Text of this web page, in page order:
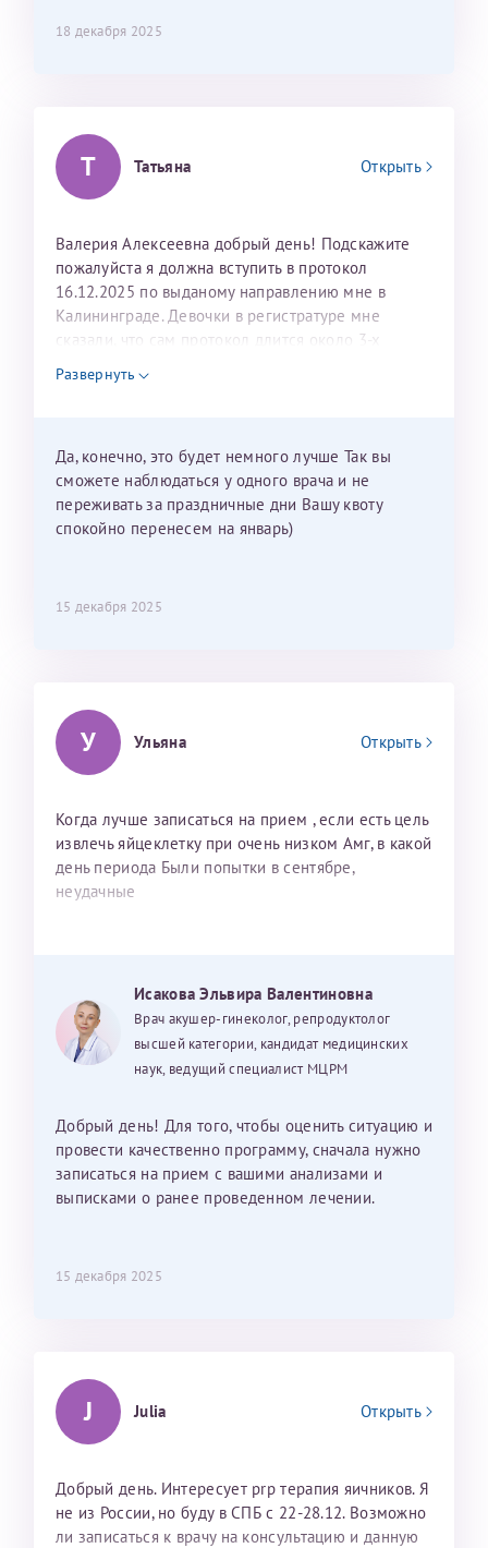
18 декабря 2025
Т Татьяна Открыть
Валерия Алексеевна добрый день! Подскажите
пожалуйста я должна вступить в протокол
16.12.2025 по выданому направлению мне в
Калининграде. Девочки в регистратуре мне
сказали, что сам протокол длится около 3-х
недель и 3 недели я должна находится в Питере.
Можно мне новый год провести в Калининграде и
Развернуть
Да, конечно, это будет немного лучше Так вы
сможете наблюдаться у одного врача и не
переживать за праздничные дни Вашу квоту
спокойно перенесем на январь)
15 декабря 2025
У Ульяна Открыть
Когда лучше записаться на прием , если есть цель
извлечь яйцеклетку при очень низком Амг, в какой
день периода Были попытки в сентябре,
неудачные
Исакова Эльвира Валентиновна
Врач акушер-гинеколог, репродуктолог
высшей категории, кандидат медицинских
наук, ведущий специалист МЦРМ
Добрый день! Для того, чтобы оценить ситуацию и
провести качественно программу, сначала нужно
записаться на прием с вашими анализами и
выписками о ранее проведенном лечении.
15 декабря 2025
J Julia Открыть
Добрый день. Интересует prp терапия яичников. Я
не из России, но буду в СПБ с 22-28.12. Возможно
ли записаться к врачу на консультацию и данную